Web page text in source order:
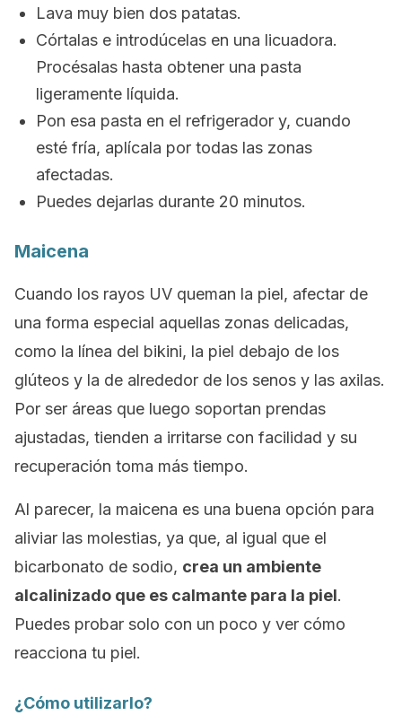
Lava muy bien dos patatas.
Córtalas e introdúcelas en una licuadora.
Procésalas hasta obtener una pasta
ligeramente líquida.
Pon esa pasta en el refrigerador y, cuando
esté fría, aplícala por todas las zonas
afectadas.
Puedes dejarlas durante 20 minutos.
Maicena
Cuando los rayos UV queman la piel, afectar de
una forma especial aquellas zonas delicadas,
como la línea del bikini, la piel debajo de los
glúteos y la de alrededor de los senos y las axilas.
Por ser áreas que luego soportan prendas
ajustadas, tienden a irritarse con facilidad y su
recuperación toma más tiempo.
Al parecer, la maicena es una buena opción para
aliviar las molestias, ya que, al igual que el
bicarbonato de sodio, crea un ambiente
alcalinizado que es calmante para la piel.
Puedes probar solo con un poco y ver cómo
reacciona tu piel.
¿Cómo utilizarlo?